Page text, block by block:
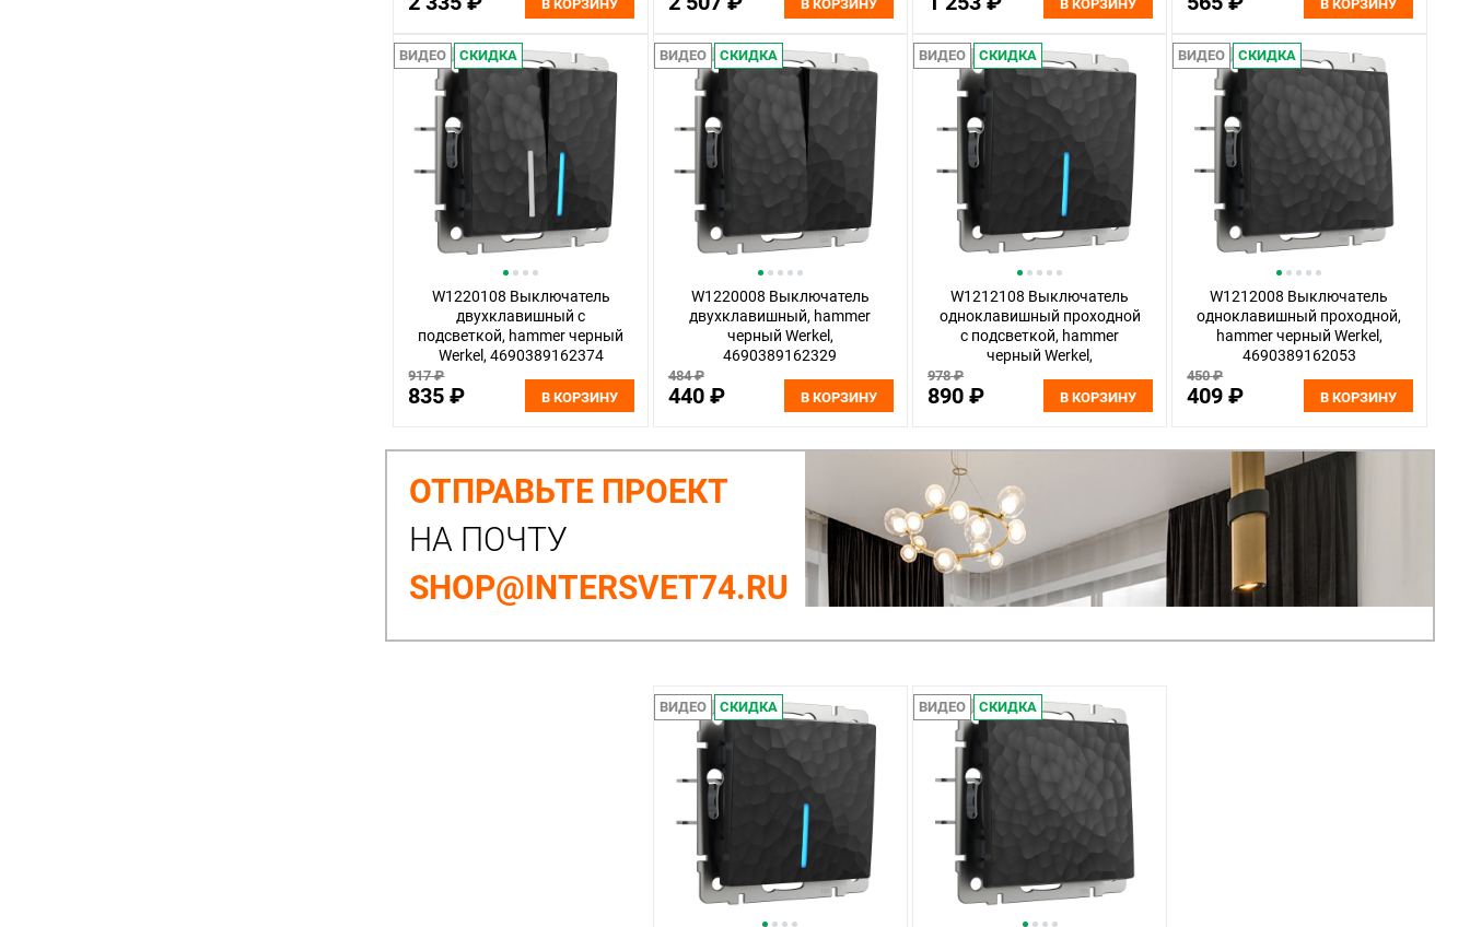
В КОРЗИНУ В КОРЗИНУ В КОРЗИНУ В КОРЗИНУ
ВИДЕО СКИДКА
W1220108 Выключатель
двухклавишный с
подсветкой, hammer черный
Werkel, 4690389162374
917 ₽
835 ₽ В КОРЗИНУ
ВИДЕО СКИДКА
W1220008 Выключатель
двухклавишный, hammer
черный Werkel,
4690389162329
484 ₽
440 ₽ В КОРЗИНУ
ВИДЕО СКИДКА
W1212108 Выключатель
одноклавишный проходной
с подсветкой, hammer
черный Werkel,
978 ₽
890 ₽ В КОРЗИНУ
ВИДЕО СКИДКА
W1212008 Выключатель
одноклавишный проходной,
hammer черный Werkel,
4690389162053
450 ₽
409 ₽ В КОРЗИНУ
ОТПРАВЬТЕ ПРОЕКТ
НА ПОЧТУ
SHOP@INTERSVET74.RU
ВИДЕО СКИДКА ВИДЕО СКИДКА